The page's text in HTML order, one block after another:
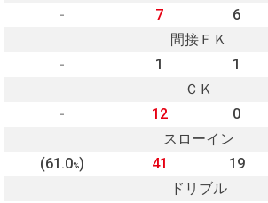
-
7 6
間接ＦＫ
-
1 1
ＣＫ
-
12 0
スローイン
(61.0%) 41 19
ドリブル